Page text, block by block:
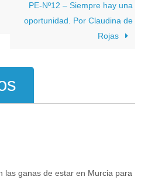
PE-Nº12 – Siempre hay una
oportunidad. Por Claudina de
Rojas
las ganas de estar en Murcia para